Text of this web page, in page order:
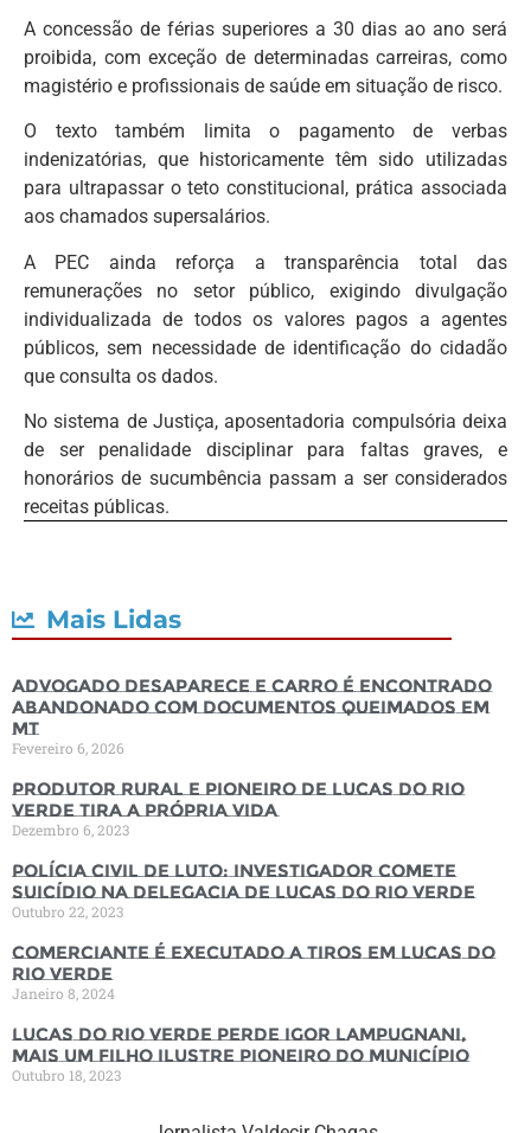
A concessão de férias superiores a 30 dias ao ano será
proibida, com exceção de determinadas carreiras, como
magistério e profissionais de saúde em situação de risco.
O texto também limita o pagamento de verbas
indenizatórias, que historicamente têm sido utilizadas
para ultrapassar o teto constitucional, prática associada
aos chamados supersalários.
A PEC ainda reforça a transparência total das
remunerações no setor público, exigindo divulgação
individualizada de todos os valores pagos a agentes
públicos, sem necessidade de identificação do cidadão
que consulta os dados.
No sistema de Justiça, aposentadoria compulsória deixa
de ser penalidade disciplinar para faltas graves, e
honorários de sucumbência passam a ser considerados
receitas públicas.
Mais Lidas
Advogado desaparece e carro é encontrado
abandonado com documentos queimados em
MT
Fevereiro 6, 2026
Produtor rural e pioneiro de Lucas do Rio
Verde tira a própria vida
Dezembro 6, 2023
Polícia Civil de luto: Investigador comete
suicídio na Delegacia de Lucas do Rio Verde
Outubro 22, 2023
Comerciante é executado a tiros em Lucas do
Rio Verde
Janeiro 8, 2024
Lucas do Rio Verde perde Igor Lampugnani,
mais um filho ilustre pioneiro do município
Outubro 18, 2023